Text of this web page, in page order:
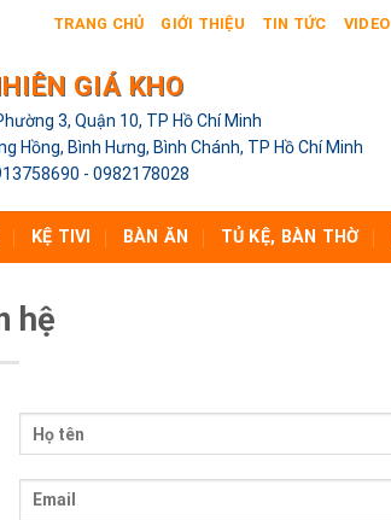
TRANG CHỦ GIỚI THIỆU TIN TỨC VIDEO
GIÁ KHO
3, Quận 10, TP Hồ Chí Minh
Hồng, Bình Hưng, Bình Chánh, TP Hồ Chí Minh
- 0982178028
KỆ TIVI BÀN ĂN TỦ KỆ, BÀN THỜ
hệ